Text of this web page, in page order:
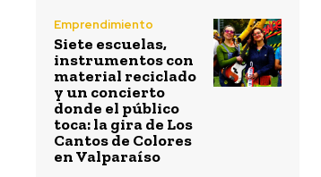
Emprendimiento
Siete escuelas,
instrumentos con
material reciclado
y un concierto
donde el público
toca: la gira de Los
Cantos de Colores
en Valparaíso